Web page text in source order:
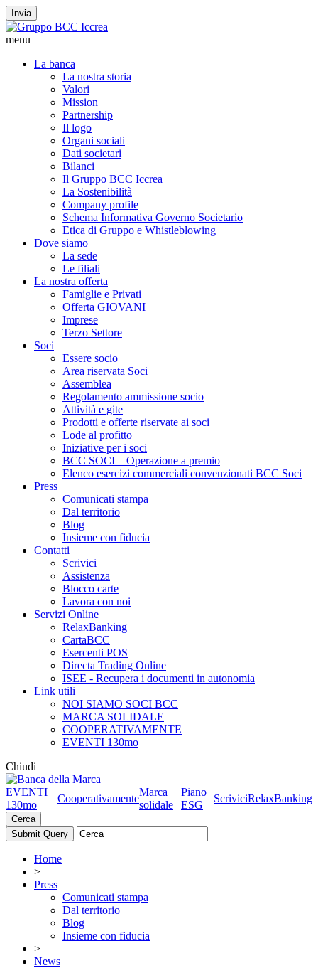
Invia
menu
La banca
La nostra storia
Valori
Mission
Partnership
Il logo
Organi sociali
Dati societari
Bilanci
Il Gruppo BCC Iccrea
La Sostenibilità
Company profile
Schema Informativa Governo Societario
Etica di Gruppo e Whistleblowing
Dove siamo
La sede
Le filiali
La nostra offerta
Famiglie e Privati
Offerta GIOVANI
Imprese
Terzo Settore
Soci
Essere socio
Area riservata Soci
Assemblea
Regolamento ammissione socio
Attività e gite
Prodotti e offerte riservate ai soci
Lode al profitto
Iniziative per i soci
BCC SOCI – Operazione a premio
Elenco esercizi commerciali convenzionati BCC Soci
Press
Comunicati stampa
Dal territorio
Blog
Insieme con fiducia
Contatti
Scrivici
Assistenza
Blocco carte
Lavora con noi
Servizi Online
RelaxBanking
CartaBCC
Esercenti POS
Directa Trading Online
ISEE - Recupera i documenti in autonomia
Link utili
NOI SIAMO SOCI BCC
MARCA SOLIDALE
COOPERATIVAMENTE
EVENTI 130mo
Chiudi
EVENTI
130mo
Cooperativamente
Marca
solidale
Piano
ESG
ScriviciRelaxBanking
Cerca
Home
>
Press
Comunicati stampa
Dal territorio
Blog
Insieme con fiducia
>
News